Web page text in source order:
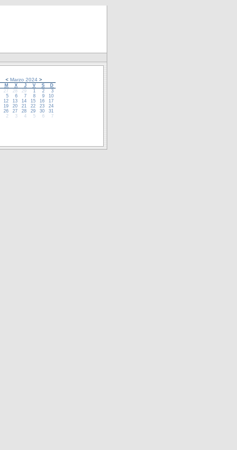
< Marzo 2024>
M X J V S
D
27 28 29 1 2
3
5 6 7 8 9
10
12 13 14 15 16
17
19 20 21 22 23
24
26 27 28 29 30
31
2 3 4 5 6 7